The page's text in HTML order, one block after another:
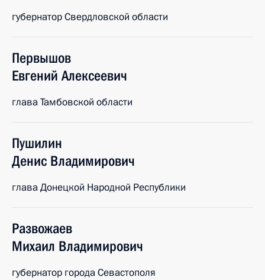
губернатор Свердловской области
Первышов
Евгений Алексеевич
глава Тамбовской области
Пушилин
Денис Владимирович
глава Донецкой Народной Республики
Развожаев
Михаил Владимирович
губернатор города Севастополя